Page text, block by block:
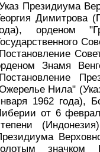
Президиума
Димитрова
орденом
Знамя
Нила"
1962 года),
от 6
значком